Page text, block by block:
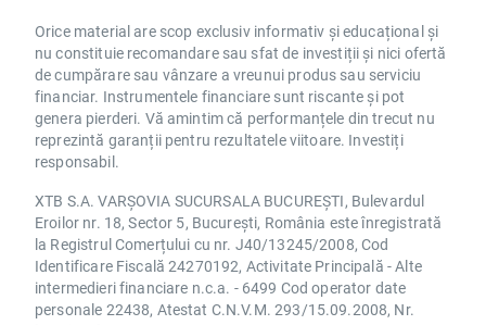
Orice material are scop exclusiv informativ și educațional și
nu constituie recomandare sau sfat de investiții și nici ofertă
de cumpărare sau vânzare a vreunui produs sau serviciu
financiar. Instrumentele financiare sunt riscante și pot
genera pierderi. Vă amintim că performanțele din trecut nu
reprezintă garanții pentru rezultatele viitoare. Investiți
responsabil.
XTB S.A. VARȘOVIA SUCURSALA BUCUREȘTI, Bulevardul
Eroilor nr. 18, Sector 5, București, România este înregistrată
la Registrul Comerțului cu nr. J40/13245/2008, Cod
Identificare Fiscală 24270192, Activitate Principală - Alte
intermedieri financiare n.c.a. - 6499 Cod operator date
personale 22438, Atestat C.N.V.M. 293/15.09.2008, Nr.